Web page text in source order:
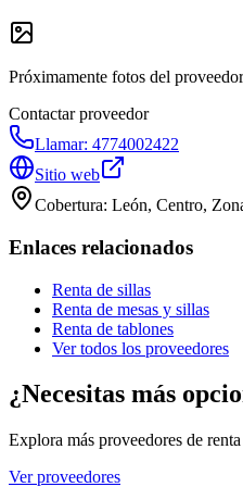
Próximamente fotos del proveedor
Contactar proveedor
Llamar: 4774002422
Sitio web
Cobertura: León, Centro,
Enlaces relacionados
Renta de sillas
Renta de mesas y sillas
Renta de tablones
Ver todos los proveedores
¿Necesitas más
Explora más proveedores de
Ver proveedores